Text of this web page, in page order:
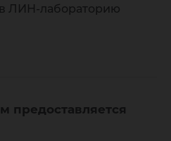
ЛИН-лабораторию
предоставляется